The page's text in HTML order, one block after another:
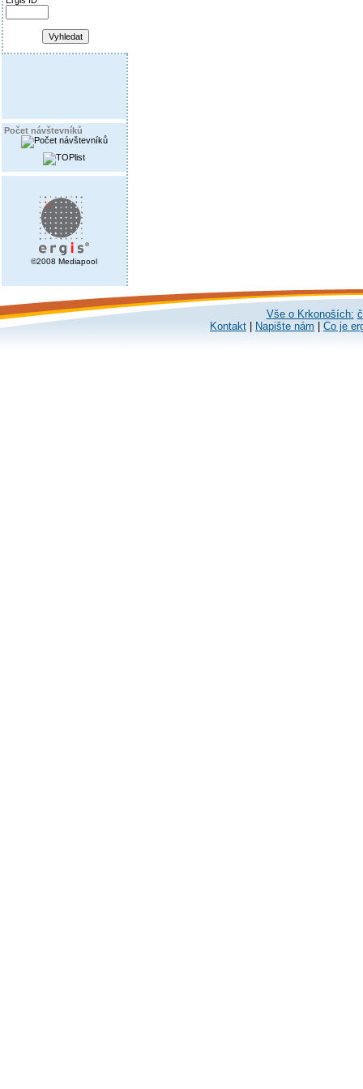
Počet návštevníků
©2008 Mediapool
Vše o Krkonoších:
Kontakt
Napište nám Co je